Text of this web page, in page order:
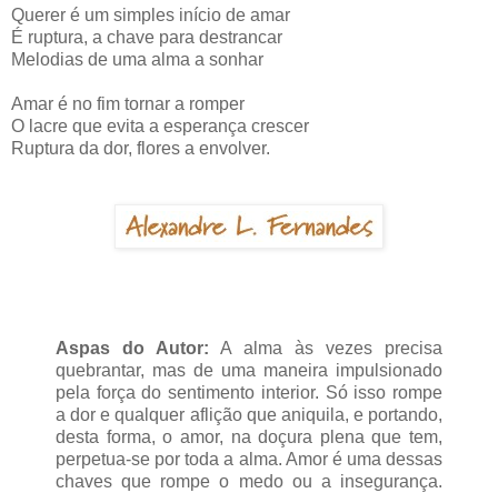
Querer é um simples início de amar
É ruptura, a chave para destrancar
Melodias de uma alma a sonhar
Amar é no fim tornar a romper
O lacre que evita a esperança crescer
Ruptura da dor, flores a envolver.
Aspas do Autor: A alma às vezes precisa
quebrantar, mas de uma maneira impulsionado
pela força do sentimento interior. Só isso rompe
a dor e qualquer aflição que aniquila, e portando,
desta forma, o amor, na doçura plena que tem,
perpetua-se por toda a alma. Amor é uma dessas
chaves que rompe o medo ou a insegurança.